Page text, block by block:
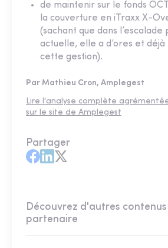
de maintenir sur le fonds
la couverture en iTraxx X-
(sachant que dans
actuelle, elle a d’ores et
cette gestion).
Par Mathieu Cron, Amplegest
Lire l'analyse complète
sur le site de Amplegest
Partager
Découvrez d'autres contenus
partenaire